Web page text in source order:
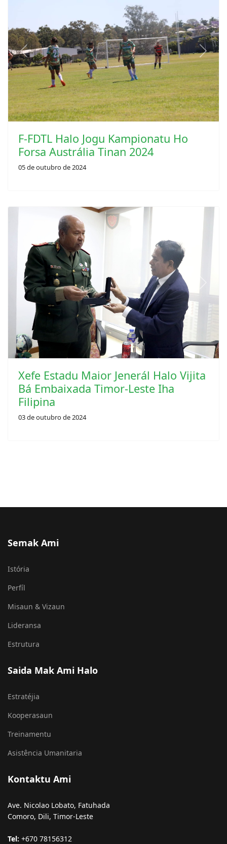
Previous Next
F-FDTL Halo Jogu Kampionatu Ho
Forsa Austrália Tinan 2024
05 de outubro de 2024
Previous
Xefe Estadu Maior Jenerál Halo Vijita
Bá Embaixada Timor-Leste Iha
Filipina
03 de outubro de 2024
Semak Ami
Istória
Perfíl
Misaun & Vizaun
Lideransa
Estrutura
Saida Mak Ami Halo
Estratéjia
Kooperasaun
Treinamentu
Asistência Umanitaria
Kontaktu Ami
Ave. Nicolao Lobato, Fatuhada
Comoro, Dili, Timor-Leste
Tel: +670 78156312